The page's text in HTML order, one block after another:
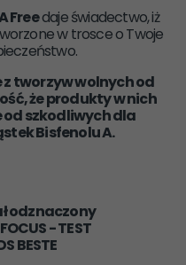
Freedaje świadectwo, iż
w trosce o Twoje
tworzyw wolnych od
że produkty w nich
szkodliwych dla
Bisfenolu A.
odznaczony
- TEST
BESTE